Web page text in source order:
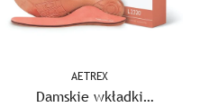
AETREX
Damskie wkładki